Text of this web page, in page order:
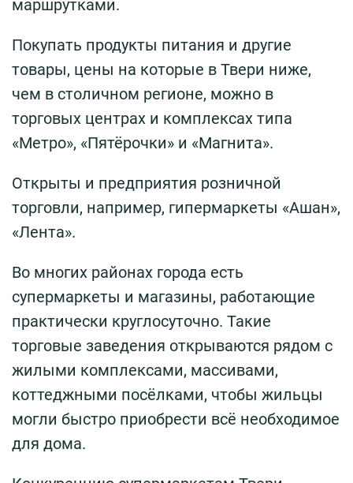
маршрутками.
Покупать продукты питания и другие
товары, цены на которые в Твери ниже,
чем в столичном регионе, можно в
торговых центрах и комплексах типа
«Метро», «Пятёрочки» и «Магнита».
Открыты и предприятия розничной
торговли, например, гипермаркеты «Ашан»,
«Лента».
Во многих районах города есть
супермаркеты и магазины, работающие
практически круглосуточно. Такие
торговые заведения открываются рядом с
жилыми комплексами, массивами,
коттеджными посёлками, чтобы жильцы
могли быстро приобрести всё необходимое
для дома.